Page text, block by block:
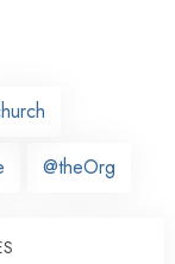
@theOrg